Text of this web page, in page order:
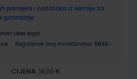
primjera i zadataka iz kemije za
gimnazije
Liber Bajić
Registarski broj ministarstva: 6865-
CIJENA: 14,00 €